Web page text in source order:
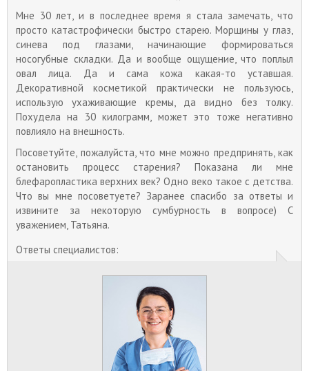
Мне 30 лет, и в последнее время я стала замечать, что
просто катастрофически быстро старею. Морщины у глаз,
синева под глазами, начинающие формироваться
носогубные складки. Да и вообще ощущение, что поплыл
овал лица. Да и сама кожа какая-то уставшая.
Декоративной косметикой практически не пользуюсь,
использую ухаживающие кремы, да видно без толку.
Похудела на 30 килограмм, может это тоже негативно
повлияло на внешность.
Посоветуйте, пожалуйста, что мне можно предпринять, как
остановить процесс старения? Показана ли мне
блефаропластика верхних век? Одно веко такое с детства.
Что вы мне посоветуете? Заранее спасибо за ответы и
извините за некоторую сумбурность в вопросе) С
уважением, Татьяна.
Ответы специалистов: